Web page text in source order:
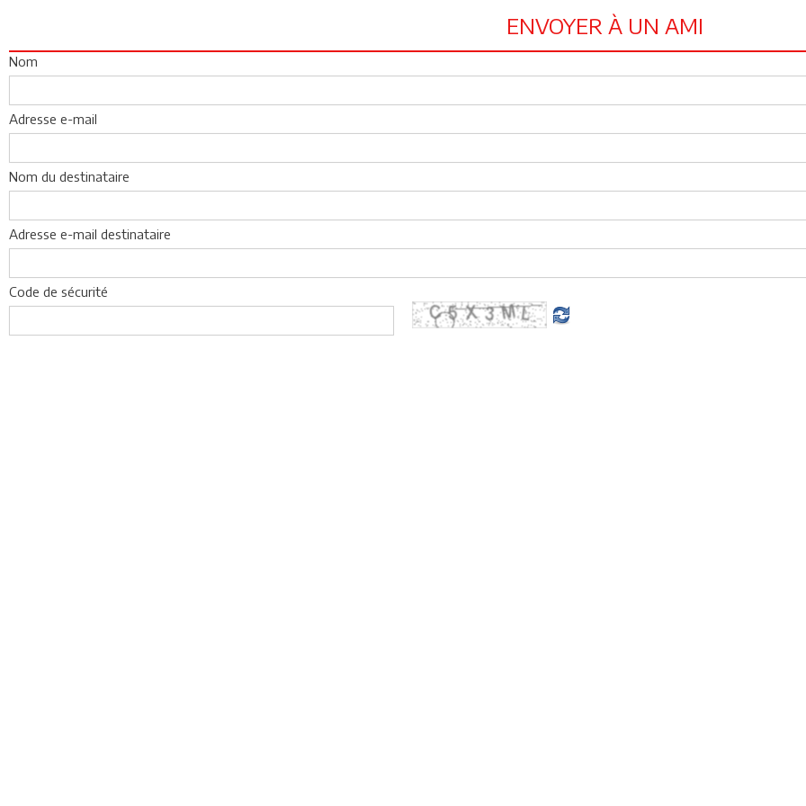
ENVOYER À UN AMI
Nom
Adresse e-mail
Nom du destinataire
Adresse e-mail destinataire
Code de sécurité